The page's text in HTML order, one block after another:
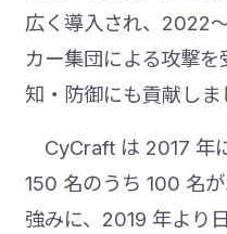
広く導入され、2022
カー集団による攻撃
知・防御にも貢献しま
CyCraft は 2017 年
150 名のうち 100 名
強みに、2019 年より